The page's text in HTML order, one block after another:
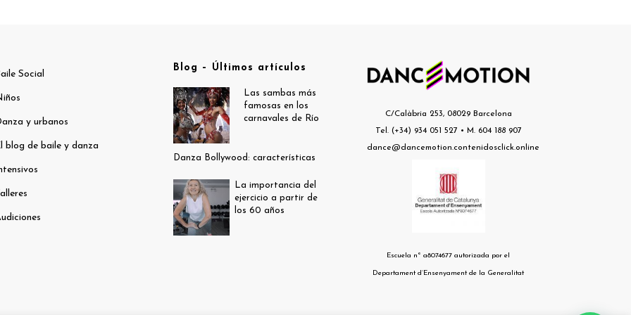
Social
y urbanos
blog de baile y danza
Blog – Últimos artículos
Las sambas más
famosas en los
carnavales de Río
Danza Bollywood: características
La importancia del
ejercicio a partir de
los 60 años
C/Calàbria 253, 08029 Barcelona
Tel. (+34) 934 051 527 • M. 604 188 907
dance@dancemotion.contenidosclick.online
Escuela nº a8074677 autorizada por el
Departament d’Ensenyament de la Generalitat